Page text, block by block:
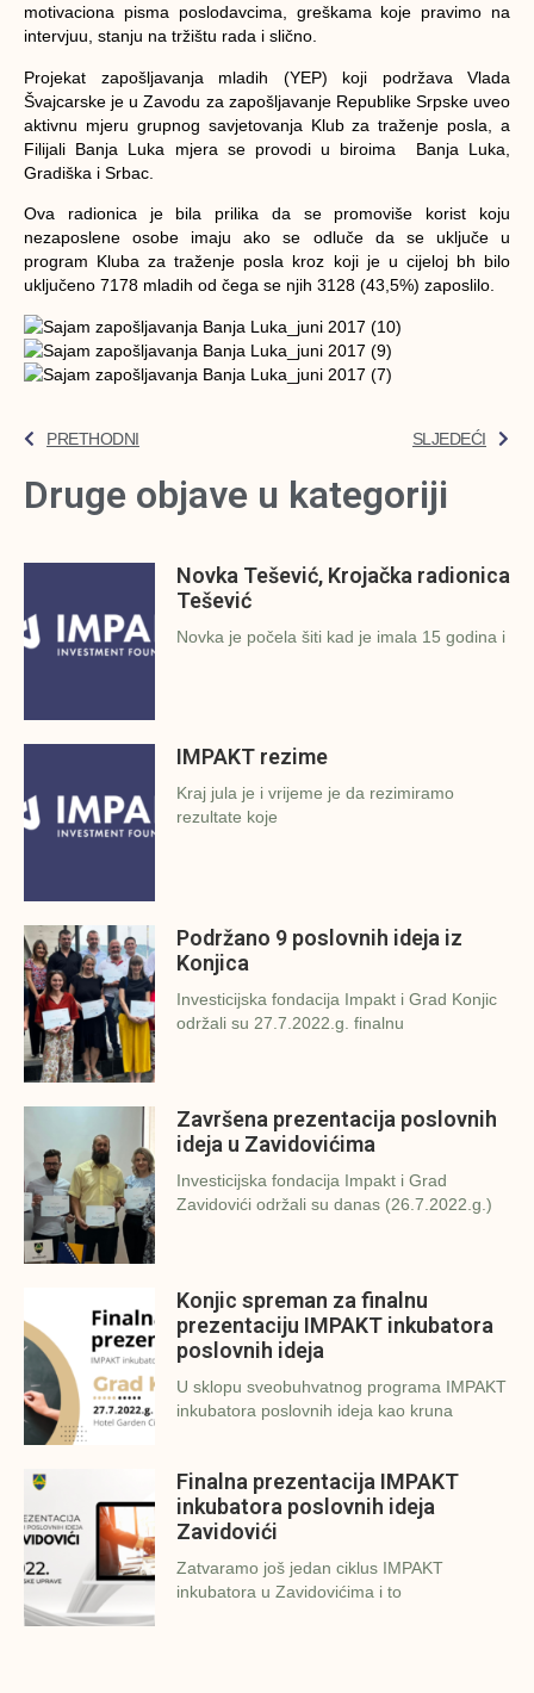
motivaciona pisma poslodavcima, greškama koje pravimo na
intervjuu, stanju na tržištu rada i slično.
Projekat zapošljavanja mladih (YEP) koji podržava Vlada
Švajcarske je u Zavodu za zapošljavanje Republike Srpske uveo
aktivnu mjeru grupnog savjetovanja Klub za traženje posla, a
Filijali Banja Luka mjera se provodi u biroima Banja Luka,
Gradiška i Srbac.
Ova radionica je bila prilika da se promoviše korist koju
nezaposlene osobe imaju ako se odluče da se uključe u
program Kluba za traženje posla kroz koji je u cijeloj bh bilo
uključeno 7178 mladih od čega se njih 3128 (43,5%) zaposlilo.
PRETHODNI SLJEDEĆI
Druge objave u kategoriji
Novka Tešević, Krojačka radionica
Tešević
Novka je počela šiti kad je imala 15 godina i
IMPAKT rezime
Kraj jula je i vrijeme je da rezimiramo
rezultate koje
Podržano 9 poslovnih ideja iz
Konjica
Investicijska fondacija Impakt i Grad Konjic
održali su 27.7.2022.g. finalnu
Završena prezentacija poslovnih
ideja u Zavidovićima
Investicijska fondacija Impakt i Grad
Zavidovići održali su danas (26.7.2022.g.)
Konjic spreman za finalnu
prezentaciju IMPAKT inkubatora
poslovnih ideja
U sklopu sveobuhvatnog programa IMPAKT
inkubatora poslovnih ideja kao kruna
Finalna prezentacija IMPAKT
inkubatora poslovnih ideja
Zavidovići
Zatvaramo još jedan ciklus IMPAKT
inkubatora u Zavidovićima i to